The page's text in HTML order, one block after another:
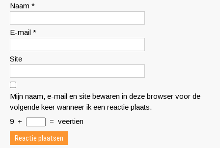
Naam *
E-mail *
Site
Mijn naam, e-mail en site bewaren in deze browser voor de
volgende keer wanneer ik een reactie plaats.
9 + = veertien